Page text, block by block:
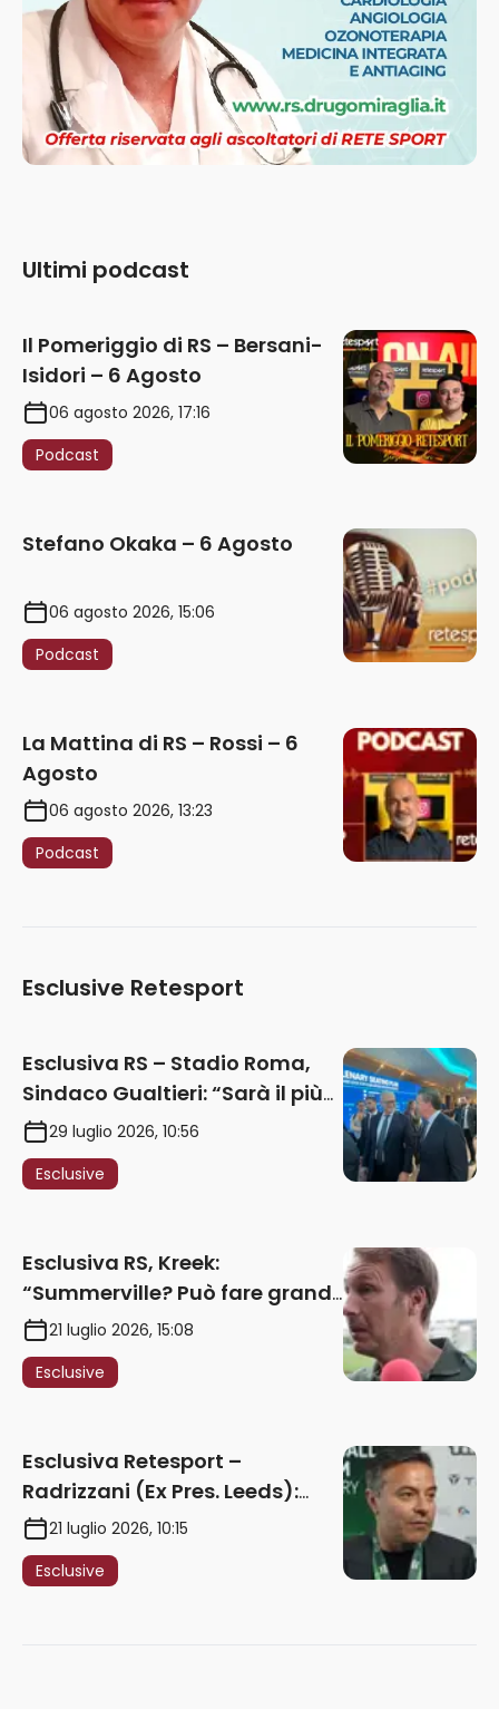
Ultimi podcast
Il Pomeriggio di RS – Bersani-
Isidori – 6 Agosto
06 agosto 2026, 17:16
Podcast
Stefano Okaka – 6 Agosto
06 agosto 2026, 15:06
Podcast
La Mattina di RS – Rossi – 6
Agosto
06 agosto 2026, 13:23
Podcast
Esclusive Retesport
Esclusiva RS – Stadio Roma,
Sindaco Gualtieri: “Sarà il più
iconico del mondo. Assoluta
unità politica. Prima pietra nel
2027. Ricorsi strumentali?
29 luglio 2026, 10:56
Esclusive
Esclusiva RS, Kreek:
“Summerville? Può fare grandi
cose in Serie A. Godts deve
maturare esperienza per
giocare nella Roma”
21 luglio 2026, 15:08
Esclusive
Esclusiva Retesport –
Radrizzani (Ex Pres. Leeds):
“Summerville ragazzo
speciale, in Italia con Gasp
può esplodere
21 luglio 2026, 10:15
Esclusive